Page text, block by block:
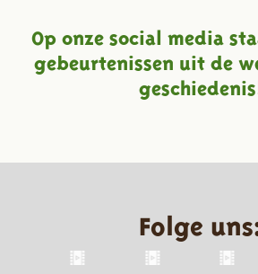
Op onze social media
gebeurtenissen uit de
geschiedenis!
Folge